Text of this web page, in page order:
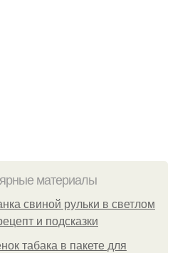
материалы
свиной рульки в светлом
и подсказки
табака в пакете для